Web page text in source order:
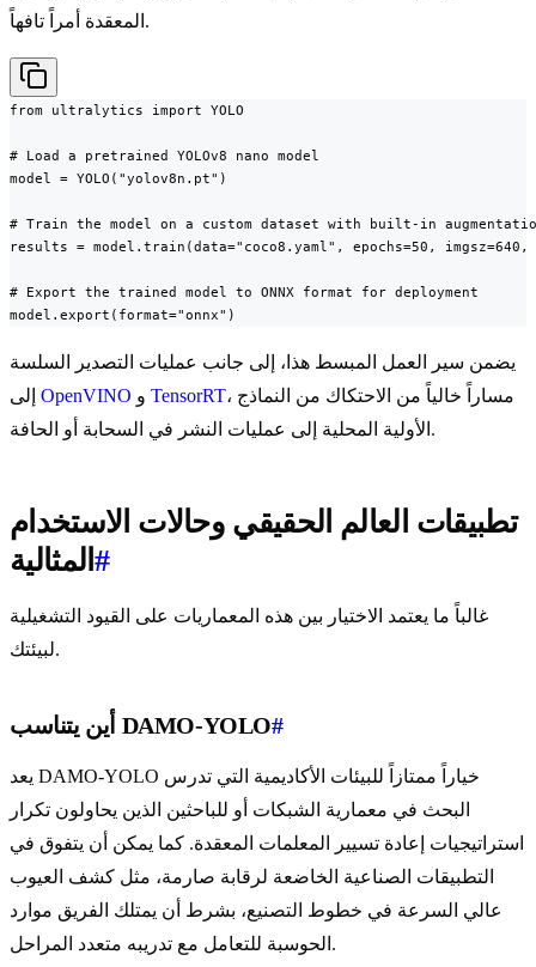
المعقدة أمراً تافهاً.
from ultralytics import YOLO
# Load a pretrained YOLOv8 nano model
model = YOLO("yolov8n.pt")
# Train the model on a custom dataset with built-in
results = model.train(data="coco8.yaml", epochs=50, imgsz=640,
# Export the trained model to ONNX format for deployment
model.export(format="onnx")
يضمن سير العمل المبسط هذا، إلى جانب عمليات التصدير السلسة
OpenVINO TensorRT، مساراً خالياً من الاحتكاك من النماذج
الأولية المحلية إلى عمليات النشر في السحابة أو الحافة.
تطبيقات العالم الحقيقي وحالات الاستخدام
المثالية #
غالباً ما يعتمد الاختيار بين هذه المعماريات على القيود التشغيلية
لبيئتك.
أين يتناسب DAMO-YOLO#
يعد DAMO-YOLO خياراً ممتازاً للبيئات الأكاديمية التي تدرس
البحث في معمارية الشبكات أو للباحثين الذين يحاولون تكرار
استراتيجيات إعادة تسيير المعلمات المعقدة. كما يمكن أن يتفوق في
التطبيقات الصناعية الخاضعة لرقابة صارمة، مثل كشف العيوب
عالي السرعة في خطوط التصنيع، بشرط أن يمتلك الفريق موارد
الحوسبة للتعامل مع تدريبه متعدد المراحل.